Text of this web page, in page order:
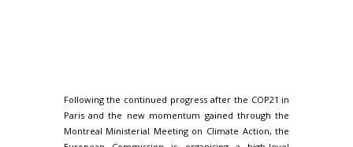
Following the continued progress after the COP21 in
Paris and the new momentum gained through the
Montreal Ministerial Meeting on Climate Action, the